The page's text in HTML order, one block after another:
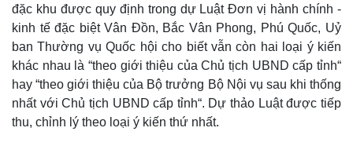
đặc khu được quy định trong dự Luật Đơn vị hành chính -
kinh tế đặc biệt Vân Đồn, Bắc Vân Phong, Phú Quốc, Uỷ
ban Thường vụ Quốc hội cho biết vẫn còn hai loại ý kiến
khác nhau là “theo giới thiệu của Chủ tịch UBND cấp tỉnh“
hay “theo giới thiệu của Bộ trưởng Bộ Nội vụ sau khi thống
nhất với Chủ tịch UBND cấp tỉnh“. Dự thảo Luật được tiếp
thu, chỉnh lý theo loại ý kiến thứ nhất.